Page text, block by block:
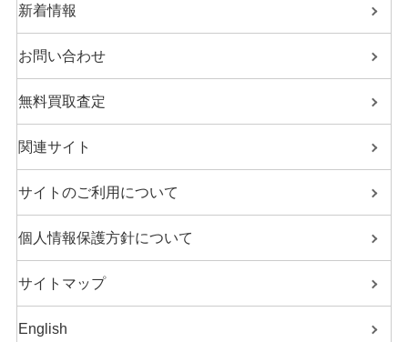
新着情報
お問い合わせ
無料買取査定
関連サイト
サイトのご利用について
個人情報保護方針について
サイトマップ
English